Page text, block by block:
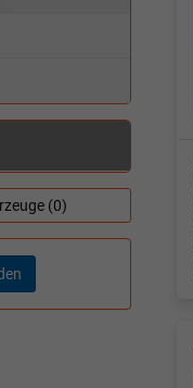
(0)